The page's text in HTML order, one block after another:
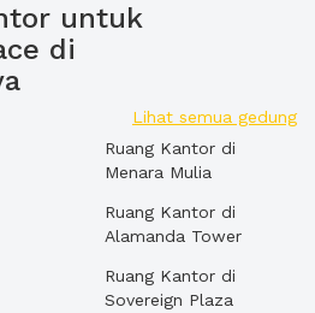
untuk
di
Lihat semua gedung
Ruang Kantor di
Menara Mulia
Ruang Kantor di
Alamanda Tower
Ruang Kantor di
Sovereign Plaza